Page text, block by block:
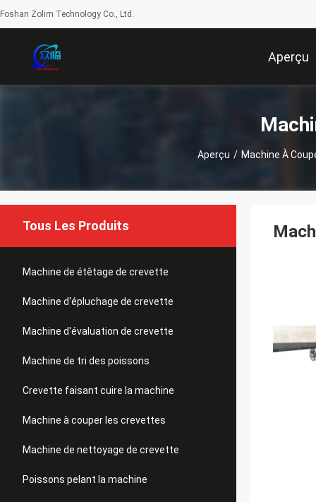
Foshan Zolim Technology Co., Ltd.
Aperçu
Aperçu / Machine À
Tous Les Produits
Machine de étêtage de crevette
Machine d'épluchage de crevette
Machine d'évaluation de crevette
Machine de tri des poissons
Crevette faisant cuire la machine
Machine à couper les crevettes
Machine de nettoyage de crevette
Poissons pelant la machine